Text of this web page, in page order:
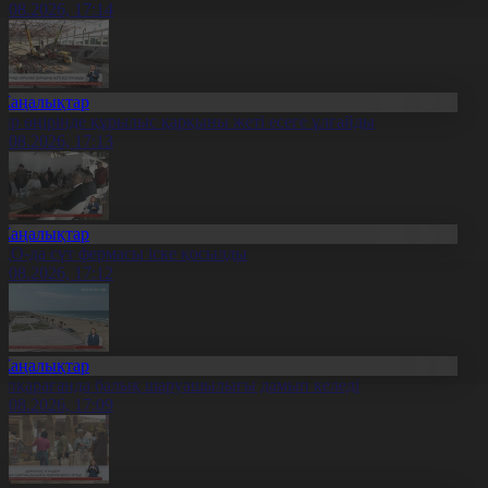
17:14
өңірінде құрылыс қарқыны жеті есеге ұлғайды
17:13
да сүт фермасы іске қосылды
17:12
балық шаруашылығы дамып келеді
17:09